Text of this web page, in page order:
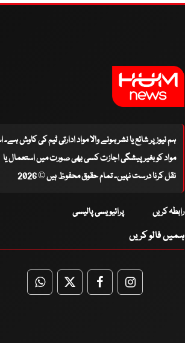
ہم نیوز پر شائع یا نشر ہونے والا مواد ادارتی ٹیم کی کاوش
مواد کو بغیر پیشگی اجازت کسی بھی صورت میں استعمال یا
نقل کرنا درست نہیں۔ تمام حقوق محفوظ ہیں © 2026
رابطہ کریں پرائیویسی پالیسی
ہمیں فالو کریں
WhatsApp
TwitterFacebookFacebook